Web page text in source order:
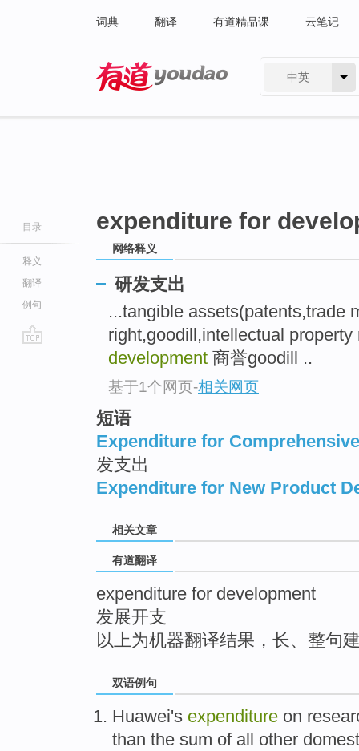
词典 翻译 有道精品课 云笔记
中英
目录
释义
翻译
例句
expenditure for
网络释义
研发支出
...tangible assets(patents,trade
right,goodill,intellectual
development 商誉goodill ..
基于1个网页-相关网页
短语
Expenditure for
发支出
Expenditure for New Product
相关文章
有道翻译
expenditure for development
发展开支
以上为机器翻译结果，长、整句
双语例句
Huawei's expenditure on
than the sum of all other